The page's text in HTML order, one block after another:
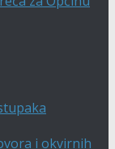
i okvirnih